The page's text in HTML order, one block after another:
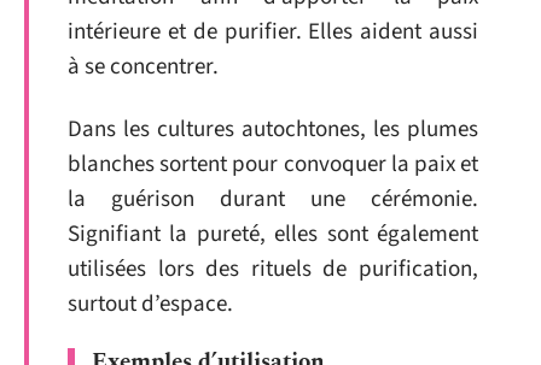
intérieure et de purifier. Elles aident aussi
à se concentrer.
Dans les cultures autochtones, les plumes
blanches sortent pour convoquer la paix et
la guérison durant une cérémonie.
Signifiant la pureté, elles sont également
utilisées lors des rituels de purification,
surtout d’espace.